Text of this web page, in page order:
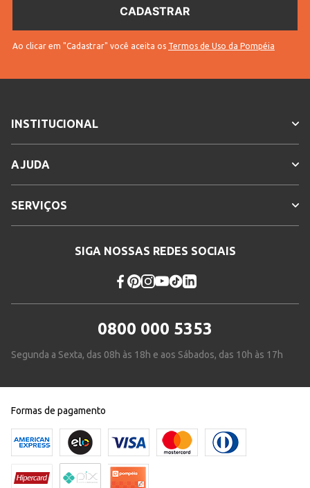
Ao clicar em "Cadastrar" você aceita os Termos de Uso da Pompéia
INSTITUCIONAL
AJUDA
SERVIÇOS
SIGA NOSSAS REDES SOCIAIS
0800 000 5353
Segunda a Sexta, das 08h às 18h e aos Sábados, das 10h às 17h
Formas de pagamento